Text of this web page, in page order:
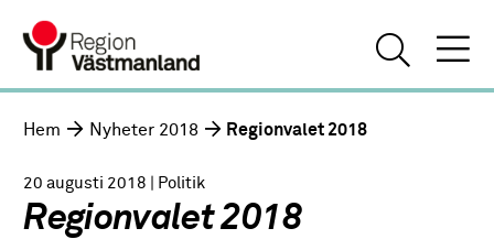
Hem Nyheter 2018 Regionvalet 2018
20 augusti 2018 | Politik
Regionvalet 2018